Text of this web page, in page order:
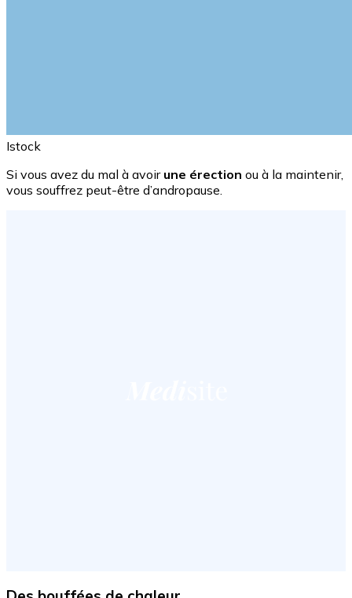
Istock
Si vous avez du mal à avoir une érection ou à la maintenir,
vous souffrez peut-être d’andropause.